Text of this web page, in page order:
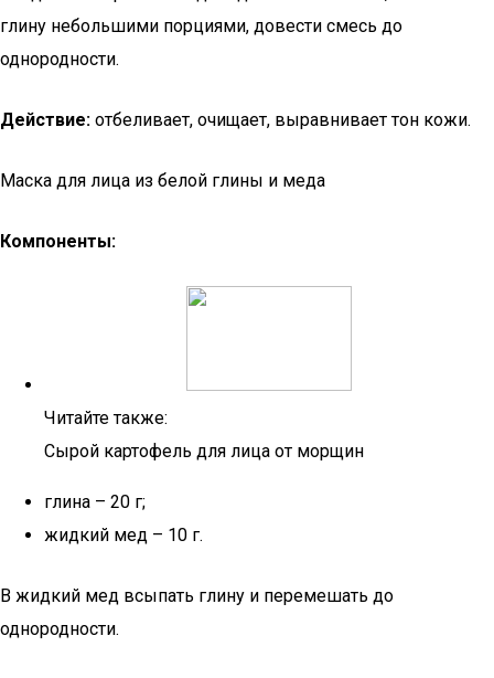
глину небольшими порциями, довести смесь до
однородности.
Действие: отбеливает, очищает, выравнивает тон кожи.
Маска для лица из белой глины и меда
Компоненты:
Читайте также:
Сырой картофель для лица от морщин
глина – 20 г;
жидкий мед – 10 г.
В жидкий мед всыпать глину и перемешать до
однородности.